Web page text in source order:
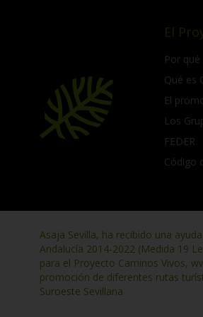
El
Por
Qué es
El
Los
FEDER
Código
Asaja Sevilla, ha recibido una
Andalucía 2014-2022 (Medida 19
para el Proyecto Caminos Vivos,
promoción de diferentes rutas
Suroeste Sevillana